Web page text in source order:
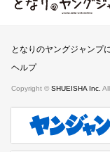
となりの
となりのヤングジャンプ
ヘルプ
Copyright © SHUEISHA Inc.
ヤンジャンプラス